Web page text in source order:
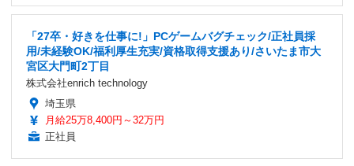
「27卒・好きを仕事に!」PCゲームバグチェック/正社員採
用/未経験OK/福利厚生充実/資格取得支援あり/さいたま市大
宮区大門町2丁目
株式会社enrich technology
埼玉県
月給25万8,400円～32万円
正社員